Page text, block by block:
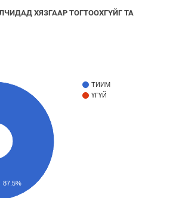
ХЯЗГААР ТОГТООХГҮЙГ ТА
ТИЙМ
ҮГҮЙ
87.5%